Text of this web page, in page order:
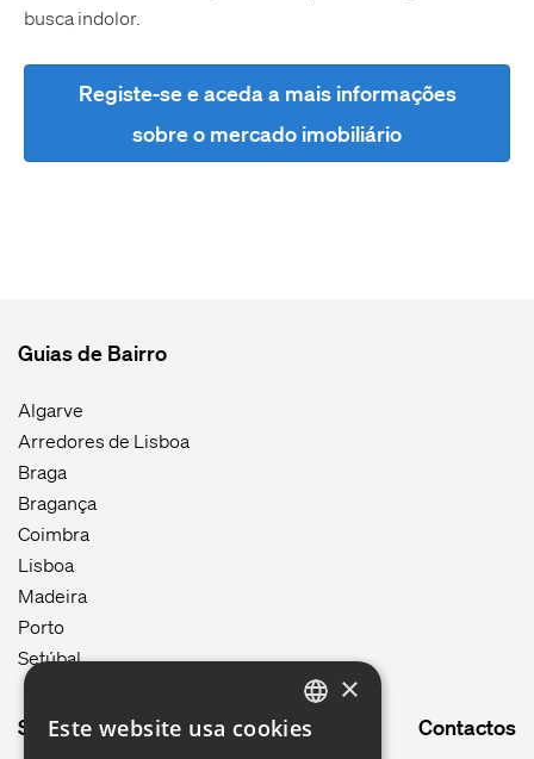
busca indolor.
Registe-se e aceda a mais informações
sobre o mercado imobiliário
Guias de Bairro
Algarve
Arredores de Lisboa
Braga
Bragança
Coimbra
Lisboa
Madeira
Porto
Setúbal
Site map Contactos
ENGLISH
×
Este website usa cookies